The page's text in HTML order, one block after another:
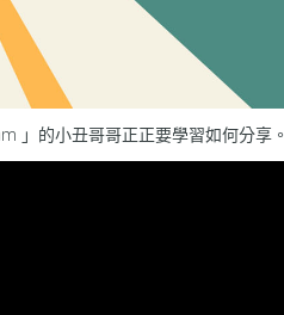
」的小丑哥哥正正要學習如何分享。